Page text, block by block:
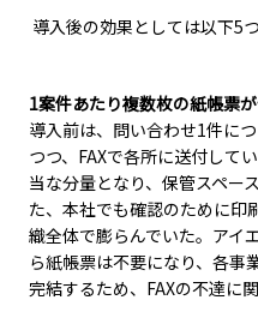
導入後の効果としては以下5
1案件あたり複数枚の紙帳票
導入前は、問い合わせ1件に
つつ、 FAXで各所に送付して
当な分量となり、保管スペー
た、本社でも確認のために印
織全体で膨らんでいた。アイ
ら紙帳票は不要になり、各事
完結するため、 FAXの不達に